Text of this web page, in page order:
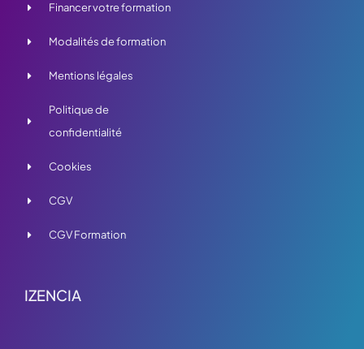
Financer votre formation
Modalités de formation
Mentions légales
Politique de
confidentialité
Cookies
CGV
CGV Formation
IZENCIA